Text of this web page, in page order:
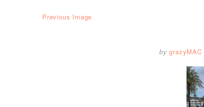
Previous Image
by grazyMAC